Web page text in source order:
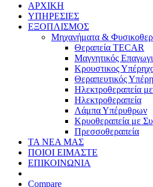
ΑΡΧΙΚΗ
ΥΠΗΡΕΣΙΕΣ
ΕΞΟΠΛΙΣΜΟΣ
Μηχανήματα &
Θεραπεία TECAR
Μαγνητικός
Κρουστικος
Θεραπευτικός
Ηλεκτροθεραπεία
Ηλεκτροθεραπεία
Λάμπα Υπέρυθρων
Κρυοθεραπεία με
Πρεσσοθεραπεία
ΤΑ ΝΕΑ ΜΑΣ
ΠΟΙΟΙ ΕΙΜΑΣΤΕ
ΕΠΙΚΟΙΝΩΝΙΑ
Compare